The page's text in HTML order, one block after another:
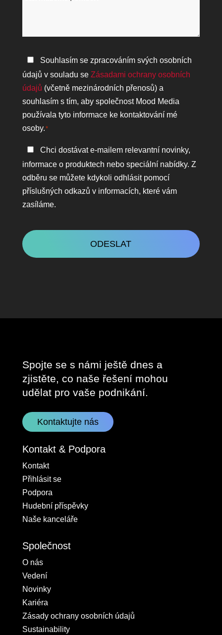
Zásady
ochrany
osobních
údajů
*
Souhlasím se zpracováním svých osobních
údajů v souladu se Zásadami ochrany osobních
údajů (včetně mezinárodních přenosů) a
souhlasím s tím, aby společnost Mood Media
používala tyto informace ke kontaktování mé
osoby.*
Zůstaňte
v
kontaktu
Chci dostávat e-mailem relevantní novinky,
informace o produktech nebo speciální nabídky. Z
odběru se můžete kdykoli odhlásit pomocí
příslušných odkazů v informacích, které vám
zasíláme.
Spojte se s námi ještě dnes a
zjistěte, co naše řešení mohou
udělat pro vaše podnikání.
Kontaktujte nás
Kontakt & Podpora
Kontakt
Přihlásit se
Podpora
Hudební příspěvky
Naše kanceláře
Společnost
O nás
Vedení
Novinky
Kariéra
Zásady ochrany osobních údajů
Sustainability